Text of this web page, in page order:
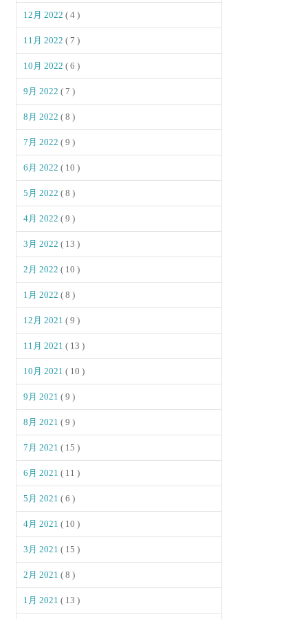
12月 2022( 4 )
11月 2022( 7 )
10月 2022( 6 )
9月 2022( 7 )
8月 2022( 8 )
7月 2022( 9 )
6月 2022( 10 )
5月 2022( 8 )
4月 2022( 9 )
3月 2022( 13 )
2月 2022( 10 )
1月 2022( 8 )
12月 2021( 9 )
11月 2021( 13 )
10月 2021( 10 )
9月 2021( 9 )
8月 2021( 9 )
7月 2021( 15 )
6月 2021( 11 )
5月 2021( 6 )
4月 2021( 10 )
3月 2021( 15 )
2月 2021( 8 )
1月 2021( 13 )